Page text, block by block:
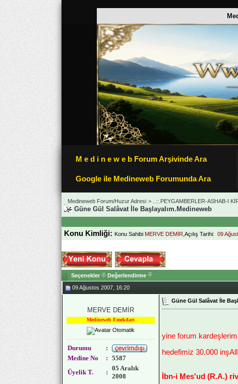
M e d i n e w e b Forum Arşivinde Ara
Google ile Medineweb Forumunda Ara
Medineweb Forum/Huzur Adresi > ..::.PEYGAMBERLER-ASHAB-I
Güne Gül Salâvat İle Başlayalım.Medineweb
Konu Kimliği: Konu Sahibi MERVE DEMİR ,Açılış Tarihi: 09
Seçenekler
Değerlendirme
09 Ağustos 2007, 16:20
MERVE DEMİR
Medineweb Emekdarı
Durumu
:
Medine No
: 5587
Üyelik T.
:
05 Aralık
2008
Güne Gül Salâvat İle
yine forum
hedefimiz 30.000
İbn-i Mes'ud (R.A.)